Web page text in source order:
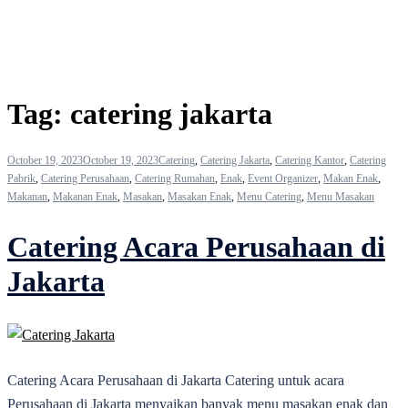
Tag: catering jakarta
October 19, 2023October 19, 2023Catering, Catering Jakarta, Catering Kantor, Catering
Pabrik, Catering Perusahaan, Catering Rumahan, Enak, Event Organizer, Makan Enak,
Makanan, Makanan Enak, Masakan, Masakan Enak, Menu Catering, Menu Masakan
Catering Acara Perusahaan di
Jakarta
Catering Acara Perusahaan di Jakarta Catering untuk acara
Perusahaan di Jakarta menyaikan banyak menu masakan enak dan